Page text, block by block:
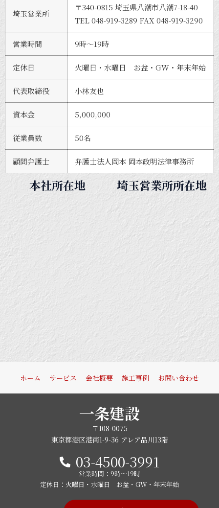
埼玉営業所
〒340-0815 埼玉県八潮市八潮7-18-40
TEL 048-919-3289 FAX 048-919-3290
営業時間 9時〜19時
定休日 火曜日・水曜日 お盆・GW・年末年始
代表取締役 小林友也
資本金 5,000,000
従業員数 50名
顧問弁護士 弁護士法人岡本 岡本政明法律事務所
本社所在地 埼玉営業所所在地
ホーム サービス 会社概要 施工事例 お問い合わせ
一条建設
〒108-0075
東京都港区港南1-9-36 アレア品川13階
03-4500-3991
営業時間：9時〜19時
定休日：火曜日・水曜日 お盆・GW・年末年始